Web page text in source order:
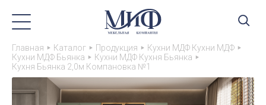
Главная Каталог Продукция
Кухни МДФ Кухни МДФ
Кухни МДФ Бьянка
Кухни МДФ Кухня Бьянка
Кухня Бьянка 2,0м Компановка №1